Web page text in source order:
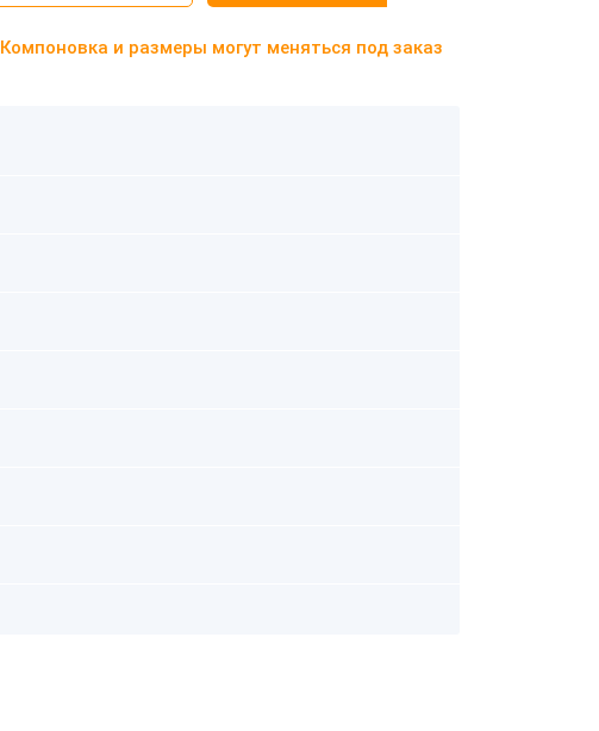
Компоновка и размеры могут меняться под заказ